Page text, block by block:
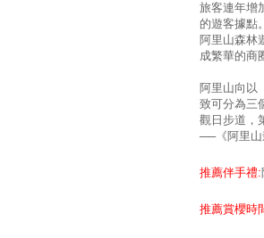
旅客連年增
的遊客據點
阿里山森林
成繁華的商
阿里山向以
致可分為三
觀日步道，
──《阿里山
推薦伴手禮:
推薦賞櫻時